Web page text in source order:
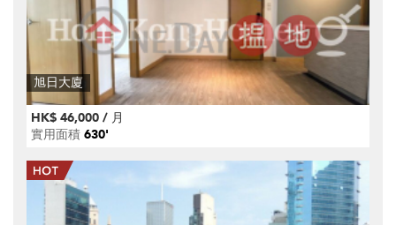
旭日大廈
HK$ 46,000 / 月
實用面積 630'